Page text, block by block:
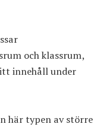
och klassrum,
innehåll under
här typen av större